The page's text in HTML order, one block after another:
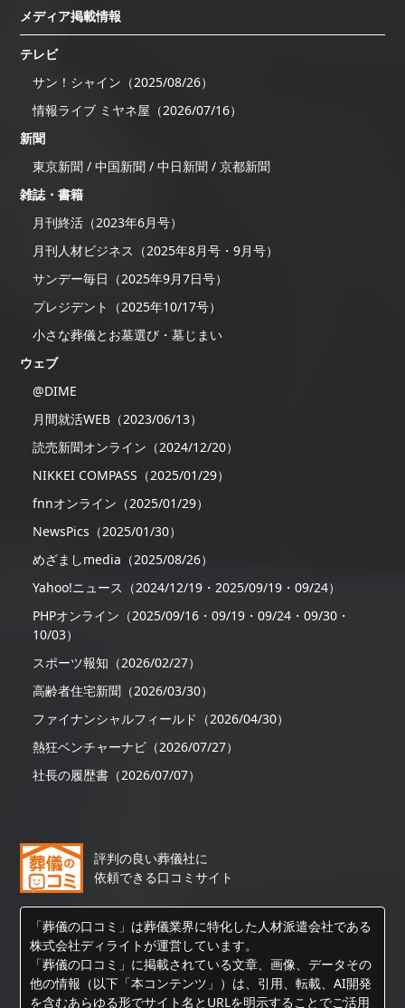
メディア掲載情報
テレビ
サン！シャイン（2025/08/26）
情報ライブ ミヤネ屋（2026/07/16）
新聞
東京新聞 / 中国新聞 / 中日新聞 / 京都新聞
雑誌・書籍
月刊終活（2023年6月号）
月刊人材ビジネス（2025年8月号・9月号）
サンデー毎日（2025年9月7日号）
プレジデント（2025年10/17号）
小さな葬儀とお墓選び・墓じまい
ウェブ
@DIME
月間就活WEB（2023/06/13）
読売新聞オンライン（2024/12/20）
NIKKEI COMPASS（2025/01/29）
fnnオンライン（2025/01/29）
NewsPics（2025/01/30）
めざましmedia（2025/08/26）
Yahoo!ニュース（2024/12/19・2025/09/19・09/24）
PHPオンライン（2025/09/16・09/19・09/24・09/30・
10/03）
スポーツ報知（2026/02/27）
高齢者住宅新聞（2026/03/30）
ファイナンシャルフィールド（2026/04/30）
熱狂ベンチャーナビ（2026/07/27）
社長の履歴書（2026/07/07）
評判の良い葬儀社に
依頼できる口コミサイト
「葬儀の口コミ」は葬儀業界に特化した人材派遣会社である
株式会社ディライトが運営しています。
「葬儀の口コミ」に掲載されている文章、画像、データその
他の情報（以下「本コンテンツ」）は、引用、転載、AI開発
を含むあらゆる形でサイト名とURLを明示することでご活用